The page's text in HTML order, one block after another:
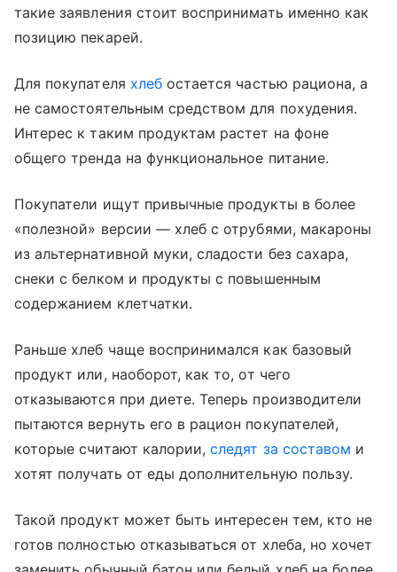
такие заявления стоит воспринимать именно как
позицию пекарей.
Для покупателя хлебостается частью рациона, а
не самостоятельным средством для похудения.
Интерес к таким продуктам растет на фоне
общего тренда на функциональное питание.
Покупатели ищут привычные продукты в более
«полезной» версии — хлеб с отрубями, макароны
из альтернативной муки, сладости без сахара,
снеки с белком и продукты с повышенным
содержанием клетчатки.
Раньше хлеб чаще воспринимался как базовый
продукт или, наоборот, как то, от чего
отказываются при диете. Теперь производители
пытаются вернуть его в рацион покупателей,
которые считают калории,следят за составом и
хотят получать от еды дополнительную пользу.
Такой продукт может быть интересен тем, кто не
готов полностью отказываться от хлеба, но хочет